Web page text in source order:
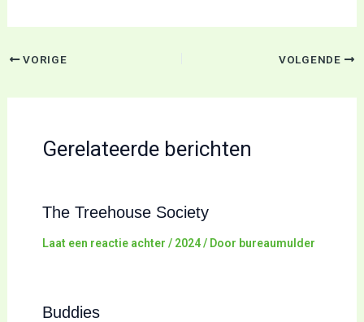
VORIGE VOLGENDE
Gerelateerde berichten
The Treehouse Society
Laat een reactie achter / 2024/ Door bureaumulder
Buddies